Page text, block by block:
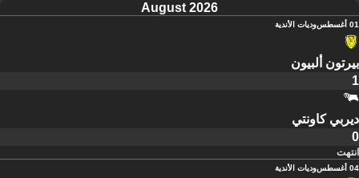
August 2026
01 أغسطس وديات الأندية
بيرتون ألبيون
1
ديربي كاونتي
0
انتهت
04 أغسطس وديات الأندية